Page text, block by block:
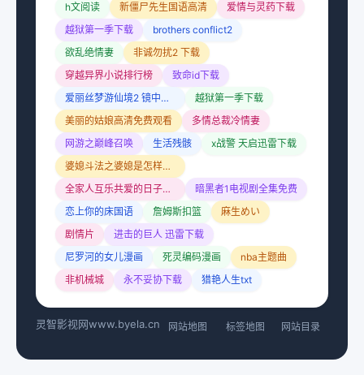
h文阅读
新僵尸先生国语高清
爱情与灵药下载
越狱第一季下载
brothers conflict2
欲乱绝情妻
非诚勿扰2 下载
穿越异界小说排行榜
致命id下载
爱丽丝梦游仙境2 镜中奇遇记 电影
越狱第一季下载
美丽的姑娘高清免费观看
多情总裁冷情妻
网游之巅峰召唤
生活残骸
x战警 天启迅雷下载
婆媳斗法之婆媳是怎样炼成的
全家人互乐共爱的日子小说
暗黑者1电视剧全集免费
恋上你的床国语
詹姆斯扣篮
麻生めい
剧情片
进击的巨人 迅雷下载
尼罗河的女儿漫画
死灵编码漫画
nba主题曲
非机械城
永不妥协下载 猎艳人生txt
灵智影视网www.byela.cn 网站地图 标签地图 网站目录